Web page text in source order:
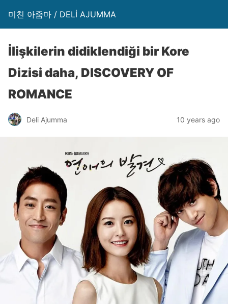
미친 아줌마 / DELİ AJUMMA
İlişkilerin didiklendiği bir Kore
Dizisi daha, DISCOVERY OF
ROMANCE
Deli Ajumma 10 years ago